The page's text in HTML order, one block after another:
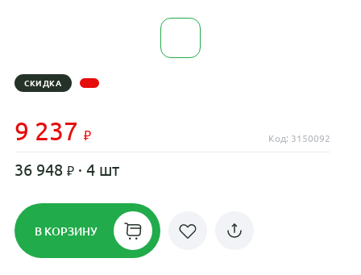
СКИДКА
9 237 Код: 3150092
36 948 · 4 шт
В КОРЗИНУ